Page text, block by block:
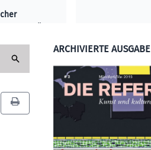
ARCHIVIERTE AUSGABE